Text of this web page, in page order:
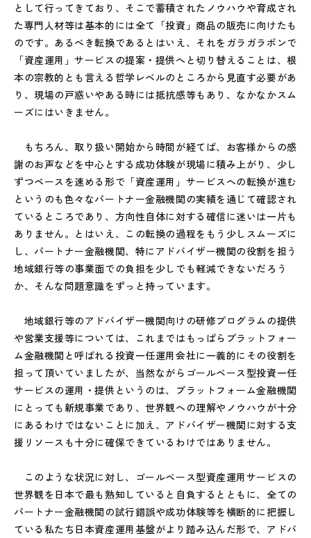
として行ってきており、そこで蓄積されたノウハウや育成され
た専門人材等は基本的には全て「投資」商品の販売に向けたも
のです。あるべき転換であるとはいえ、それをガラガラポンで
「資産運用」サービスの提案・提供へと切り替えることは、根
本の宗教的とも言える哲学レベルのところから見直す必要があ
り、現場の戸惑いやある時には抵抗感等もあり、なかなかスム
ーズにはいきません。
もちろん、取り扱い開始から時間が経てば、お客様からの感
謝のお声などを中心とする成功体験が現場に積み上がり、少し
ずつペースを速める形で「資産運用」サービスへの転換が進む
というのも色々なパートナー金融機関の実績を通じて確認され
ているところであり、方向性自体に対する確信に迷いは一片も
ありません。とはいえ、この転換の過程をもう少しスムーズに
し、パートナー金融機関、特にアドバイザー機関の役割を担う
地域銀行等の事業面での負担を少しでも軽減できないだろう
か、そんな問題意識をずっと持っています。
地域銀行等のアドバイザー機関向けの研修プログラムの提供
や営業支援等については、これまではもっぱらプラットフォー
ム金融機関と呼ばれる投資一任運用会社に一義的にその役割を
担って頂いていましたが、当然ながらゴールベース型投資一任
サービスの運用・提供というのは、プラットフォーム金融機関
にとっても新規事業であり、世界観への理解やノウハウが十分
にあるわけではないことに加え、アドバイザー機関に対する支
援リソースも十分に確保できているわけではありません。
このような状況に対し、ゴールベース型資産運用サービスの
世界観を日本で最も熟知していると自負するとともに、全ての
パートナー金融機関の試行錯誤や成功体験等を横断的に把握し
ている私たち日本資産運用基盤がより踏み込んだ形で、アドバ